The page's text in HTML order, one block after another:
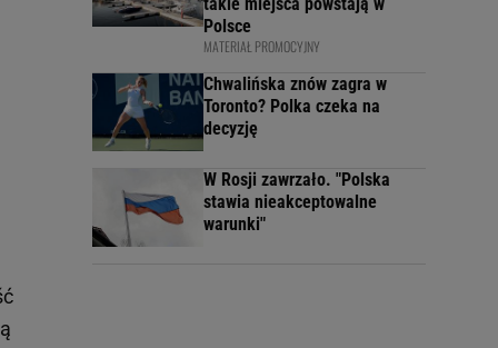
Polsce
MATERIAŁ PROMOCYJNY
Chwalińska znów zagra w
Toronto? Polka czeka na
decyzję
W Rosji zawrzało. "Polska
stawia nieakceptowalne
warunki"